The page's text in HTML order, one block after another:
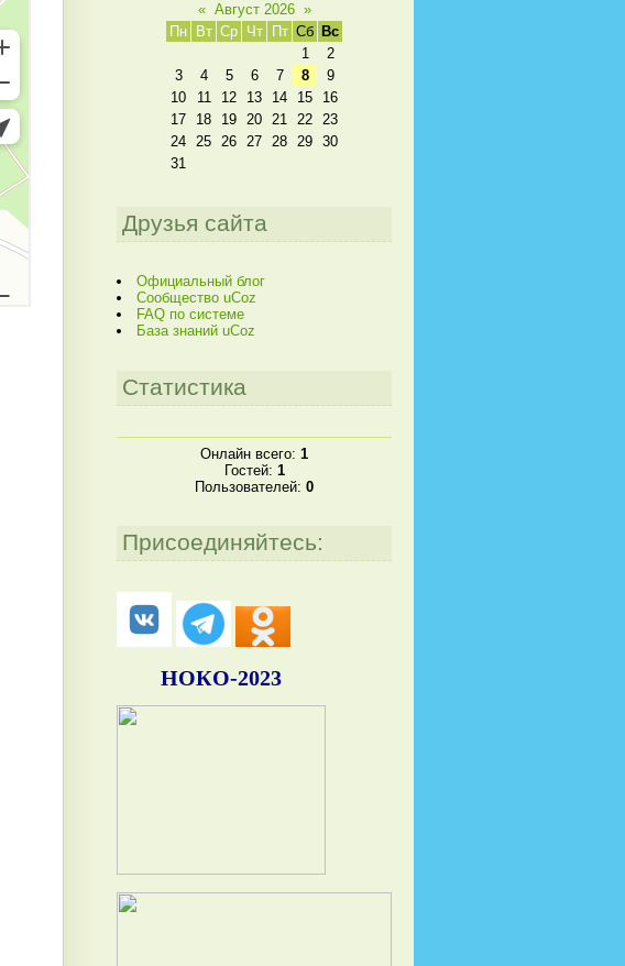
« Август 2026 »
Пн
Вт Ср Чт Пт Сб Вс
1
2
3
4 5 6 7 8
9
10
11 12 13 14 15
16
17
18 19 20 21 22 23
24 25 26 27 28 29 30
31
Друзья сайта
Официальный блог
Сообщество uCoz
FAQ по системе
База знаний uCoz
Статистика
Онлайн всего: 1
Гостей: 1
Пользователей: 0
Присоединяйтесь:
НОКО-2023